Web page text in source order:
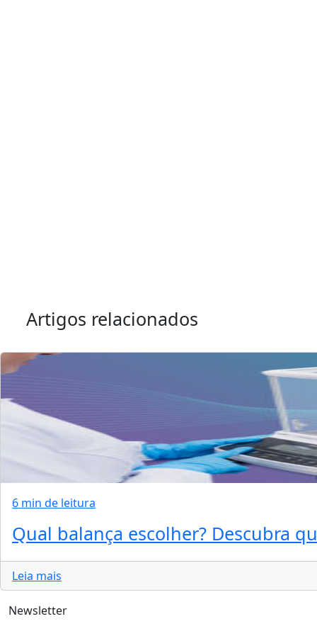
Artigos relacionados
6 min de leitura
Qual balança escolher? Descubra
Leia mais
Newsletter